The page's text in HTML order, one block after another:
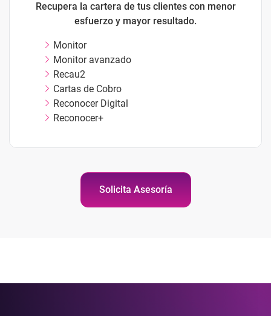
Recupera la cartera de tus clientes con menor
esfuerzo y mayor resultado.
Monitor
Monitor avanzado
Recau2
Cartas de Cobro
Reconocer Digital
Reconocer+
Solicita Asesoría